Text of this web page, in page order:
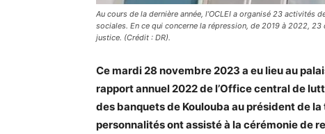
Au cours de la dernière année, l’OCLEI a organisé 23
sociales. En ce qui concerne la répression, de 2019 à 2022,
justice. (Crédit : DR).
Ce mardi 28 novembre 2023 a eu lieu au
rapport annuel 2022 de l’Office central de
des banquets de Koulouba au président de
personnalités ont assisté à la cérémonie de